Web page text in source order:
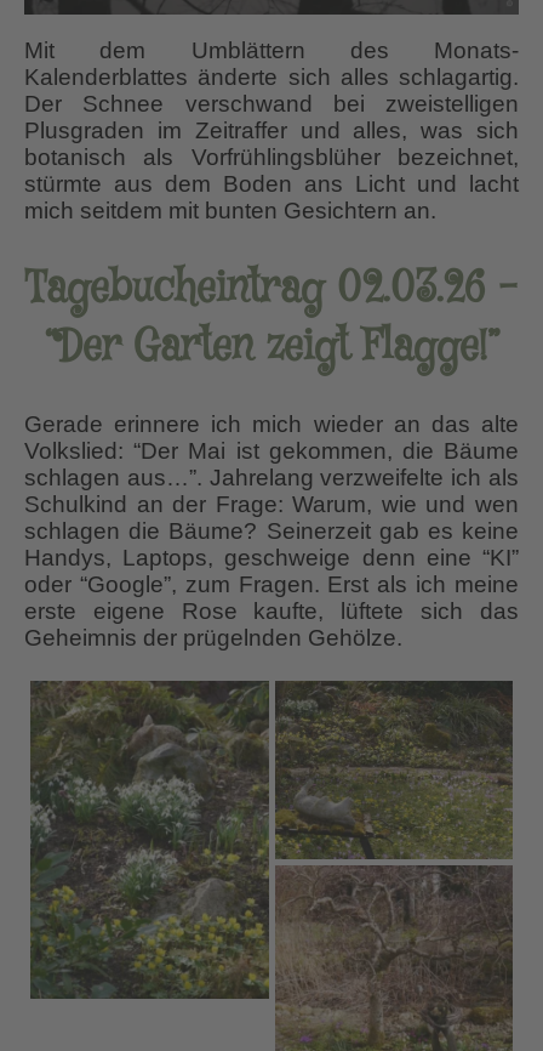
Mit dem Umblättern des Monats-
Kalenderblattes änderte sich alles schlagartig.
Der Schnee verschwand bei zweistelligen
Plusgraden im Zeitraffer und alles, was sich
botanisch als Vorfrühlingsblüher bezeichnet,
stürmte aus dem Boden ans Licht und lacht
mich seitdem mit bunten Gesichtern an.
Tagebucheintrag 02.03.26 –
“Der Garten zeigt Flagge!”
Gerade erinnere ich mich wieder an das alte
Volkslied: “Der Mai ist gekommen, die Bäume
schlagen aus…”. Jahrelang verzweifelte ich als
Schulkind an der Frage: Warum, wie und wen
schlagen die Bäume? Seinerzeit gab es keine
Handys, Laptops, geschweige denn eine “KI”
oder “Google”, zum Fragen. Erst als ich meine
erste eigene Rose kaufte, lüftete sich das
Geheimnis der prügelnden Gehölze.